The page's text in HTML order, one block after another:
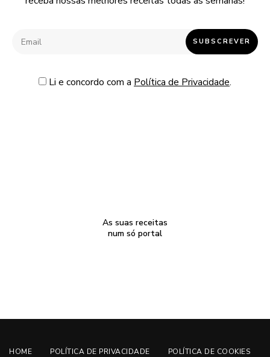
Li e concordo com a Política de Privacidade.
As suas receitas
num só portal
HOME POLÍTICA DE PRIVACIDADE POLÍTICA DE COOKIES